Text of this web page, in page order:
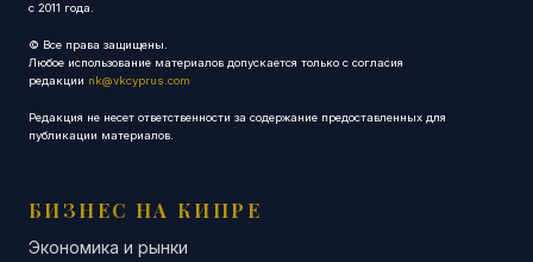
с 2011 года.
© Все права защищены.
Любое использование материалов допускается только с согласия
редакции nk@vkcyprus.com
Редакция не несет ответственности за содержание предоставленных для
публикации материалов.
БИЗНЕС НА КИПРЕ
Экономика и рынки